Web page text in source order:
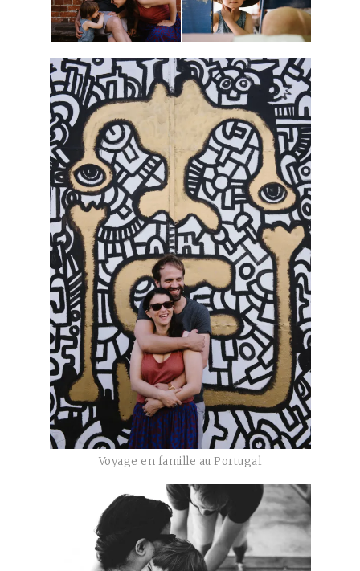
Voyage en famille au Portugal